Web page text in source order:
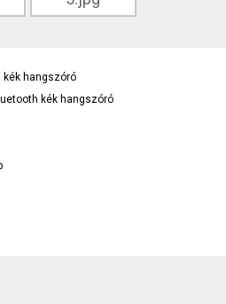
kék hangszóró
kék hangszóró